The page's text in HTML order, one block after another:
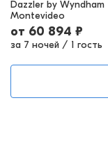
Dazzler by Wyndham
Montevideo
от 60 894 ₽
за 7 ночей / 1 гость